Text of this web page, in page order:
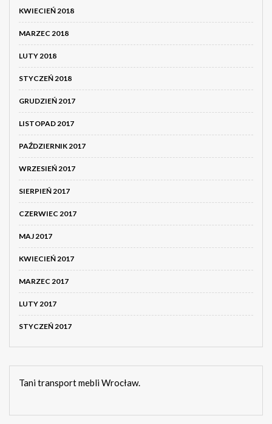
KWIECIEŃ 2018
MARZEC 2018
LUTY 2018
STYCZEŃ 2018
GRUDZIEŃ 2017
LISTOPAD 2017
PAŹDZIERNIK 2017
WRZESIEŃ 2017
SIERPIEŃ 2017
CZERWIEC 2017
MAJ 2017
KWIECIEŃ 2017
MARZEC 2017
LUTY 2017
STYCZEŃ 2017
Tani transport mebli Wrocław.